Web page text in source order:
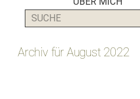
PR-
Agenturen
SUCHE
Archiv für August 2022